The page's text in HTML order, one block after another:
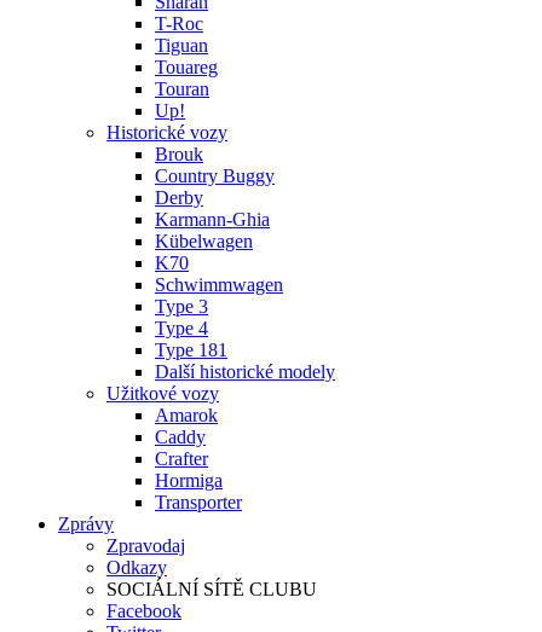
T-Roc
Tiguan
Touareg
Touran
Up!
Historické vozy
Brouk
Country Buggy
Derby
Karmann-Ghia
Kübelwagen
K70
Schwimmwagen
Type 3
Type 4
Type 181
Další historické modely
Užitkové vozy
Amarok
Caddy
Crafter
Hormiga
Transporter
Zprávy
Zpravodaj
Odkazy
SOCIÁLNÍ SÍTĚ CLUBU
Facebook